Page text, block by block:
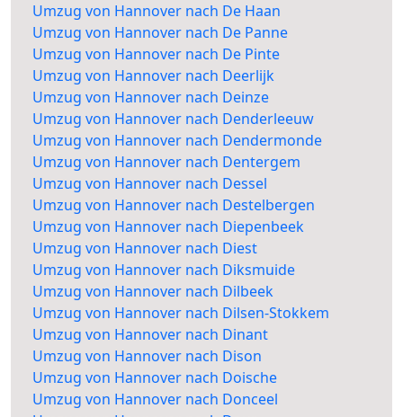
Umzug von Hannover nach De Haan
Umzug von Hannover nach De Panne
Umzug von Hannover nach De Pinte
Umzug von Hannover nach Deerlijk
Umzug von Hannover nach Deinze
Umzug von Hannover nach Denderleeuw
Umzug von Hannover nach Dendermonde
Umzug von Hannover nach Dentergem
Umzug von Hannover nach Dessel
Umzug von Hannover nach Destelbergen
Umzug von Hannover nach Diepenbeek
Umzug von Hannover nach Diest
Umzug von Hannover nach Diksmuide
Umzug von Hannover nach Dilbeek
Umzug von Hannover nach Dilsen-Stokkem
Umzug von Hannover nach Dinant
Umzug von Hannover nach Dison
Umzug von Hannover nach Doische
Umzug von Hannover nach Donceel